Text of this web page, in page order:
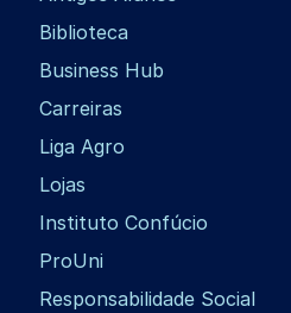
Biblioteca
Business Hub
Carreiras
Liga Agro
Lojas
Instituto Confúcio
ProUni
Responsabilidade Social